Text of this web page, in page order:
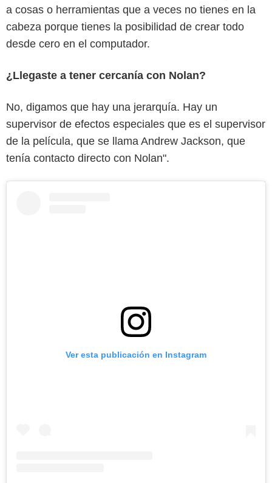
a cosas o herramientas que a veces no tienes en la
cabeza porque tienes la posibilidad de crear todo
desde cero en el computador.
¿Llegaste a tener cercanía con Nolan?
No, digamos que hay una jerarquía. Hay un
supervisor de efectos especiales que es el supervisor
de la película, que se llama Andrew Jackson, que
tenía contacto directo con Nolan".
Ver esta publicación en Instagram